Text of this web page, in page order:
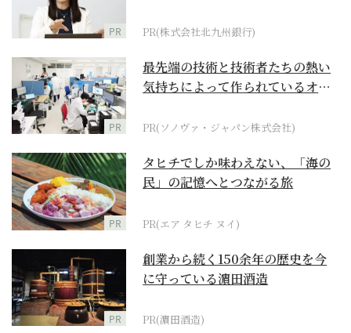
PR PR(株式会社北九州銀行)
PR
最先端の技術と技術者たちの熱い
気持ちによって作られているオー
PR(ソノヴァ・ジャパン株式会社)
PR
タヒチでしか味わえない、「海の
民」の記憶へとつながる旅
PR(エア タヒチ ヌイ)
PR
創業から続く150余年の歴史を今
に守っている濵田酒造
PR(濵田酒造)